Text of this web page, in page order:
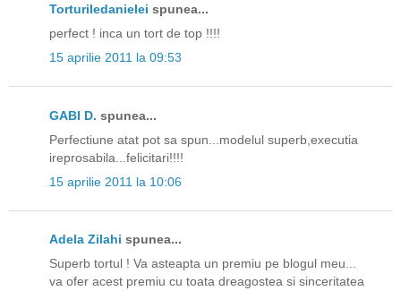
Torturiledanielei spunea...
perfect ! inca un tort de top !!!!
15 aprilie 2011 la 09:53
GABI D. spunea...
Perfectiune atat pot sa spun...modelul superb,executia
ireprosabila...felicitari!!!!
15 aprilie 2011 la 10:06
Adela Zilahi spunea...
Superb tortul ! Va asteapta un premiu pe blogul meu...
va ofer acest premiu cu toata dreagostea si sinceritatea